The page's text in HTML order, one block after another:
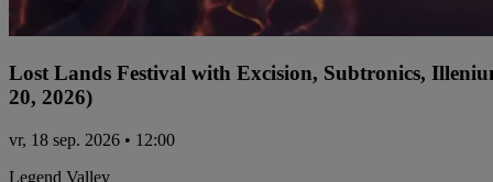
Lost Lands Festival with Excision, Subtronics,
20, 2026)
vr, 18 sep. 2026 • 12:00
Legend Valley